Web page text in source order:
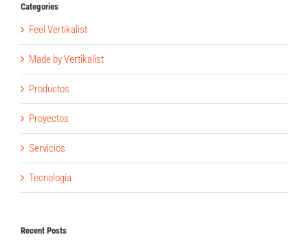
Categories
Feel Vertikalist
Made by Vertikalist
Productos
Proyectos
Servicios
Tecnología
Recent Posts